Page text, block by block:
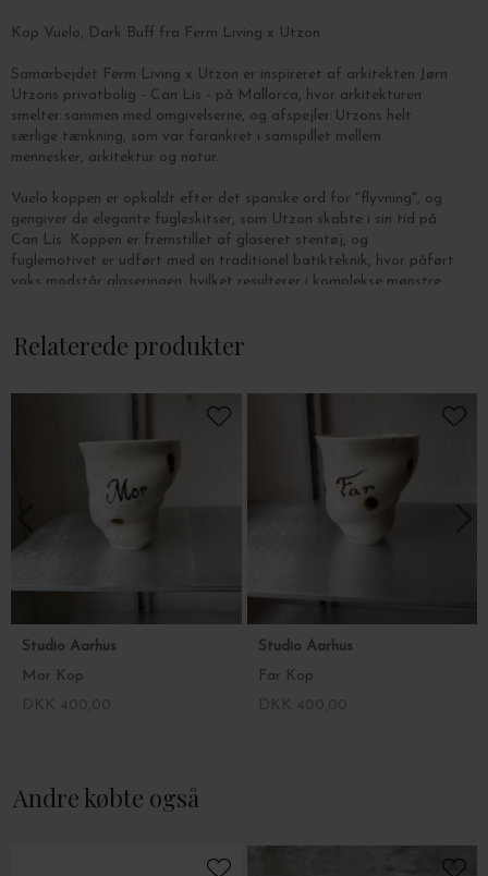
Kop Vuelo, Dark Buff fra Ferm Living x Utzon
Samarbejdet Ferm Living x Utzon er inspireret af arkitekten Jørn
Utzons privatbolig - Can Lis - på Mallorca, hvor arkitekturen
smelter sammen med omgivelserne, og afspejler Utzons helt
særlige tænkning, som var forankret i samspillet mellem
mennesker, arkitektur og natur.
Vuelo koppen er opkaldt efter det spanske ord for "flyvning", og
gengiver de elegante fugleskitser, som Utzon skabte i sin tid på
Can Lis. Koppen er fremstillet af glaseret stentøj, og
fuglemotivet er udført med en traditionel batikteknik, hvor påført
voks modstår glaseringen, hvilket resulterer i komplekse mønstre,
Mål: Ø: 8,5 x H: 6,5 cm.
Koppen rummer 20 cl., og tåler opvaskemaskine.
Der kan forekomme mærker og variationer i leret på grund af det
Relaterede produkter
Studio Aarhus
Mor Kop
Studio Aarhus
Far Kop
Andre købte også